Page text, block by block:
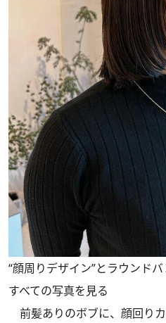
“顔周りデザイン”とラウンド
すべての写真を見る
前髪ありのボブに、顔回り